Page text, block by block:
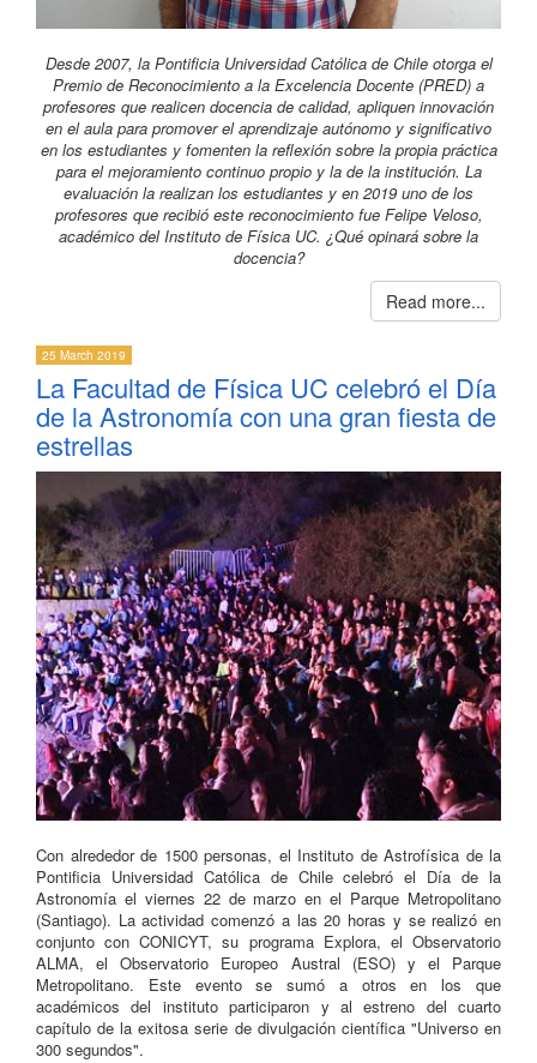
Desde 2007, la Pontificia Universidad Católica de Chile otorga el
Premio de Reconocimiento a la Excelencia Docente (PRED) a
profesores que realicen docencia de calidad, apliquen innovación
en el aula para promover el aprendizaje autónomo y significativo
en los estudiantes y fomenten la reflexión sobre la propia práctica
para el mejoramiento continuo propio y la de la institución. La
evaluación la realizan los estudiantes y en 2019 uno de los
profesores que recibió este reconocimiento fue Felipe Veloso,
académico del Instituto de Física UC. ¿Qué opinará sobre la
docencia?
Read more...
25 March 2019
La Facultad de Física UC celebró el Día
de la Astronomía con una gran fiesta de
estrellas
Con alrededor de 1500 personas, el Instituto de Astrofísica de la
Pontificia Universidad Católica de Chile celebró el Día de la
Astronomía el viernes 22 de marzo en el Parque Metropolitano
(Santiago). La actividad comenzó a las 20 horas y se realizó en
conjunto con CONICYT, su programa Explora, el Observatorio
ALMA, el Observatorio Europeo Austral (ESO) y el Parque
Metropolitano. Este evento se sumó a otros en los que
académicos del instituto participaron y al estreno del cuarto
capítulo de la exitosa serie de divulgación científica "Universo en
300 segundos".